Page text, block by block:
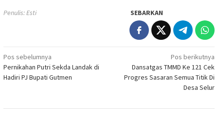
Penulis: Esti SEBARKAN
Navigasi
pos
Pos sebelumnya
Pernikahan Putri Sekda Landak di
Hadiri PJ Bupati Gutmen
Pos berikutnya
Dansatgas TMMD Ke 121 Cek
Progres Sasaran Semua Titik Di
Desa Selur